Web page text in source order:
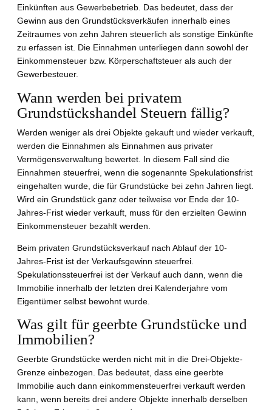
Einkünften aus Gewerbebetrieb. Das bedeutet, dass der
Gewinn aus den Grundstücksverkäufen innerhalb eines
Zeitraumes von zehn Jahren steuerlich als sonstige Einkünfte
zu erfassen ist. Die Einnahmen unterliegen dann sowohl der
Einkommensteuer bzw. Körperschaftsteuer als auch der
Gewerbesteuer.
Wann werden bei privatem
Grundstückshandel Steuern fällig?
Werden weniger als drei Objekte gekauft und wieder verkauft,
werden die Einnahmen als Einnahmen aus privater
Vermögensverwaltung bewertet. In diesem Fall sind die
Einnahmen steuerfrei, wenn die sogenannte Spekulationsfrist
eingehalten wurde, die für Grundstücke bei zehn Jahren liegt.
Wird ein Grundstück ganz oder teilweise vor Ende der 10-
Jahres-Frist wieder verkauft, muss für den erzielten Gewinn
Einkommensteuer bezahlt werden.
Beim privaten Grundstücksverkauf nach Ablauf der 10-
Jahres-Frist ist der Verkaufsgewinn steuerfrei.
Spekulationssteuerfrei ist der Verkauf auch dann, wenn die
Immobilie innerhalb der letzten drei Kalenderjahre vom
Eigentümer selbst bewohnt wurde.
Was gilt für geerbte Grundstücke und
Immobilien?
Geerbte Grundstücke werden nicht mit in die Drei-Objekte-
Grenze einbezogen. Das bedeutet, dass eine geerbte
Immobilie auch dann einkommensteuerfrei verkauft werden
kann, wenn bereits drei andere Objekte innerhalb derselben